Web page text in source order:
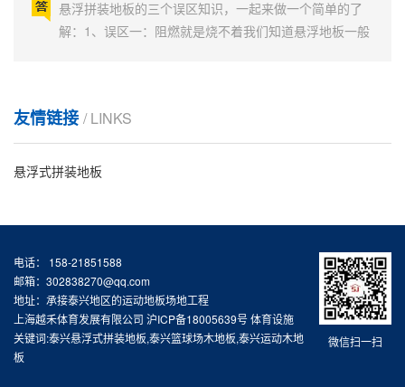
悬...
解：1、误区一：阻燃就是烧不着我们知道悬浮地板一般
都有阻燃性，可是有的用户为了所谓的验证地板好坏，
定...
悬浮式拼装地板优势：1.拼装地板有助于减轻关节的压力
和疲劳；2.摩擦和低滑冰震动的较佳配合；3.其高达97%
寄生细菌的特性，让人们更加愉快的享有运动。室外运
如何恰当维护保养悬浮式拼接地板？一起看看吧！悬浮
品，起初用以五人制足球场，随之世界各国持续应用，
对该商品的了解拥有新的提升，与塑料混凝土垫层、悬
浮式拼接地板对比其具备组装简易、挪动便捷、经得起
降水侵蚀、无生虫、长寿命等优势，因此，很多的被用
悬浮地板单双层的区别
悬浮地板单双层的区别，一起来做个了解吧！单层悬浮
友情链接 / LINKS
悬浮式拼装地板
微信扫一扫
电话： 158-21851588
邮箱：302838270@qq.com
地址：承接泰兴地区的运动地板场地工程
上海越禾体育发展有限公司 沪ICP备18005639号体育设施
关键词:泰兴悬浮式拼装地板,泰兴篮球场木地板,泰兴运动木地
板